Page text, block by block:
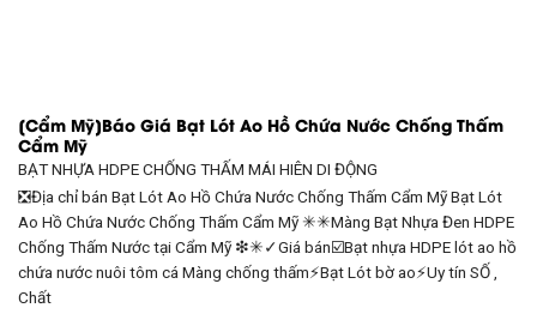
[Cẩm Mỹ]Báo Giá Bạt Lót Ao Hồ Chứa Nước Chống Thấm
Cẩm Mỹ
BẠT NHỰA HDPE CHỐNG THẤM MÁI HIÊN DI ĐỘNG
❎Địa chỉ bán Bạt Lót Ao Hồ Chứa Nước Chống Thấm Cẩm Mỹ Bạt Lót
Ao Hồ Chứa Nước Chống Thấm Cẩm Mỹ ✳✳Màng Bạt Nhựa Đen HDPE
Chống Thấm Nước tại Cẩm Mỹ ❇✳✓Giá bán☑️Bạt nhựa HDPE lót ao hồ
chứa nước nuôi tôm cá Màng chống thấm⚡Bạt Lót bờ ao⚡Uy tín SỐ ,
Chất